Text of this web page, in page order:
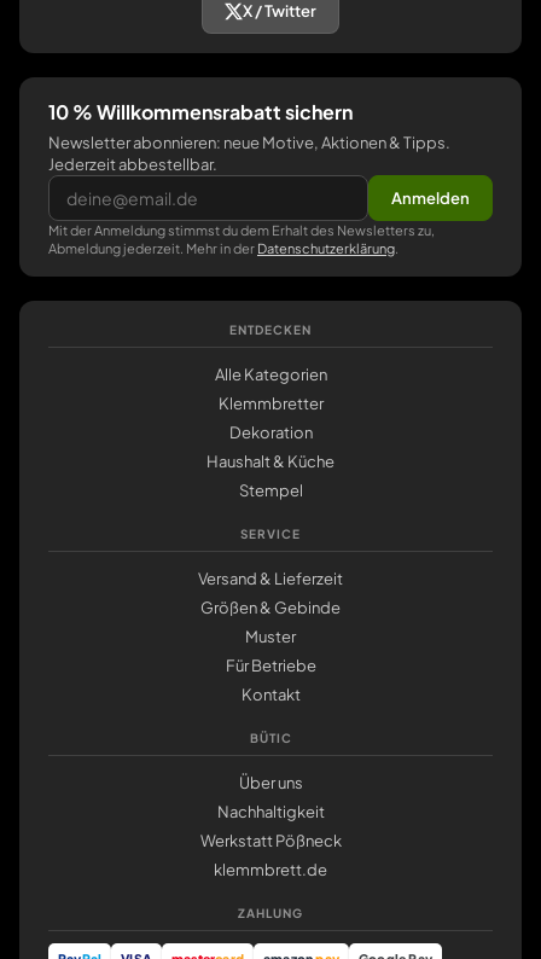
X / Twitter
10 % Willkommensrabatt sichern
Newsletter abonnieren: neue Motive, Aktionen & Tipps.
Jederzeit abbestellbar.
Anmelden
Mit der Anmeldung stimmst du dem Erhalt des Newsletters zu,
Abmeldung jederzeit. Mehr in der Datenschutzerklärung
ENTDECKEN
Alle Kategorien
Klemmbretter
Dekoration
Haushalt & Küche
Stempel
SERVICE
Versand & Lieferzeit
Größen & Gebinde
Muster
Für Betriebe
Kontakt
BÜTIC
Über uns
Nachhaltigkeit
Werkstatt Pößneck
klemmbrett.de
ZAHLUNG